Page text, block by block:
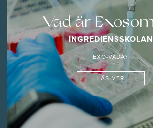
Vad är
INGREDIENSSKOLAN
EXO-VADÅ?
LÄS MER